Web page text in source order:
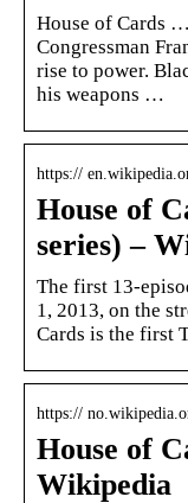
House of Cards
Congressman
rise to power.
his weapons …
https://
House of
series) –
The first 13-
1, 2013, on the
Cards is the first
https://
House of
Wikipedia